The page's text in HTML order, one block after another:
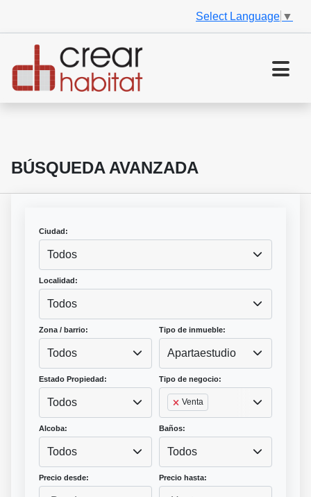
Select Language ▼
BÚSQUEDA AVANZADA
Ciudad:
Todos
Localidad:
Todos
Zona / barrio:
Todos
Tipo de inmueble:
Apartaestudio
Estado Propiedad:
Todos
Tipo de negocio:
Venta
Alcoba:
Todos
Baños:
Todos
Precio desde: Precio hasta: